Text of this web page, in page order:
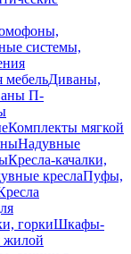
системы,
мебельДиваны,
П-
Комплекты мягкой
Надувные
Кресла-качалки,
креслаПуфы,
горкиШкафы-
жилой